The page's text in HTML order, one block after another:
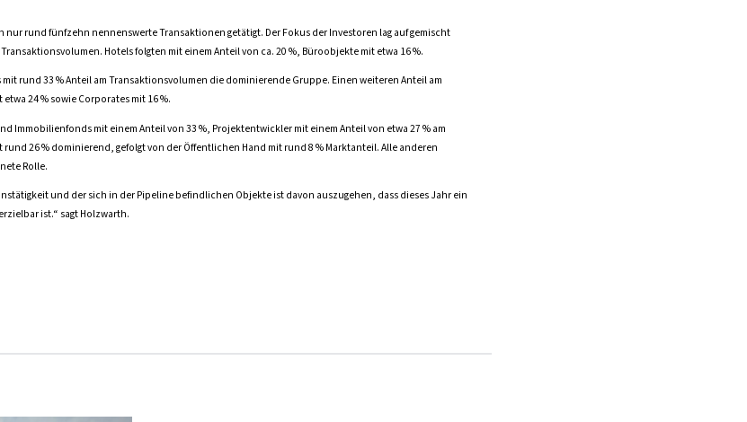
nur rund fünfzehn nennenswerte Transaktionen getätigt. Der Fokus der Investoren lag auf gemischt
Hotels folgten mit einem Anteil von ca. 20 %, Büroobjekte mit etwa 16 %.
mit rund 33 % Anteil am Transaktionsvolumen die dominierende Gruppe. Einen weiteren Anteil am
24 % sowie Corporates mit 16 %.
Immobilienfonds mit einem Anteil von 33 %, Projektentwickler mit einem Anteil von etwa 27 % am
26 % dominierend, gefolgt von der Öffentlichen Hand mit rund 8 % Marktanteil. Alle anderen
Rolle.
und der sich in der Pipeline befindlichen Objekte ist davon auszugehen, dass dieses Jahr ein
ist.“ sagt Holzwarth.